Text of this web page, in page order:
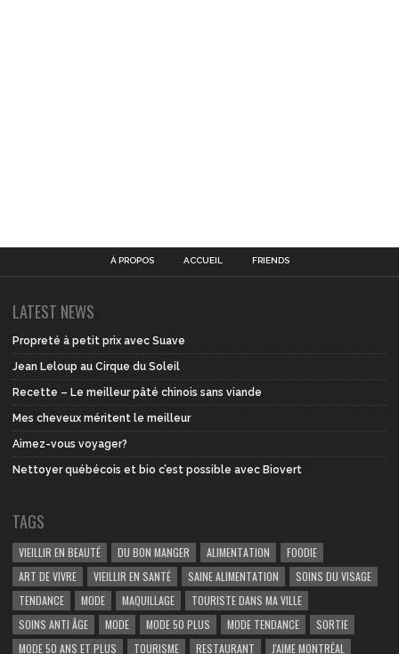
À PROPOS ACCUEIL FRIENDS
LATEST NEWS
Propreté à petit prix avec Suave
Jean Leloup au Cirque du Soleil
Recette – Le meilleur pâté chinois sans viande
Mes cheveux méritent le meilleur
Aimez-vous voyager?
Nettoyer québécois et bio c’est possible avec Biovert
TAGS
VIEILLIR EN BEAUTÉ DU BON MANGER ALIMENTATION
FOODIE
ART DE VIVRE
VIEILLIR EN SANTÉ SAINE ALIMENTATION
SOINS DU VISAGE
TENDANCE
MODE MAQUILLAGE
TOURISTE DANS MA VILLE
SOINS ANTI ÂGE
MODE MODE 50 PLUS MODE TENDANCE
SORTIE
MODE 50 ANS ET PLUS
TOURISME RESTAURANT J'AIME MONTRÉAL